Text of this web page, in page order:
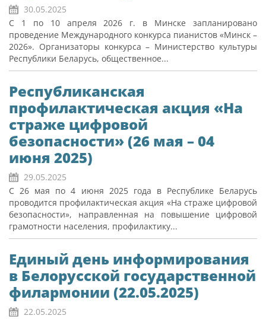
30.05.2025
С 1 по 10 апреля 2026 г. в Минске запланировано
проведение Международного конкурса пианистов «Минск –
2026». Организаторы конкурса – Министерство культуры
Республики Беларусь, общественное...
Республиканская
профилактическая акция «На
страже цифровой
безопасности» (26 мая – 04
июня 2025)
29.05.2025
C 26 мая по 4 июня 2025 года в Республике Беларусь
проводится профилактическая акция «На страже цифровой
безопасности», направленная на повышение цифровой
грамотности населения, профилактику...
Единый день информирования
в Белорусской государственной
филармонии (22.05.2025)
22.05.2025